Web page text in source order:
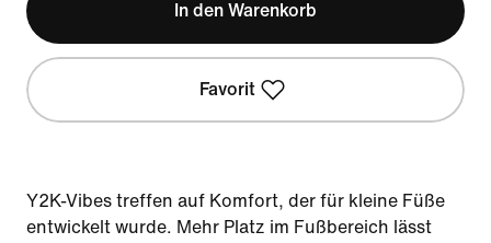
In den Warenkorb
Favorit
Y2K-Vibes treffen auf Komfort, der für kleine Füße
entwickelt wurde. Mehr Platz im Fußbereich lässt